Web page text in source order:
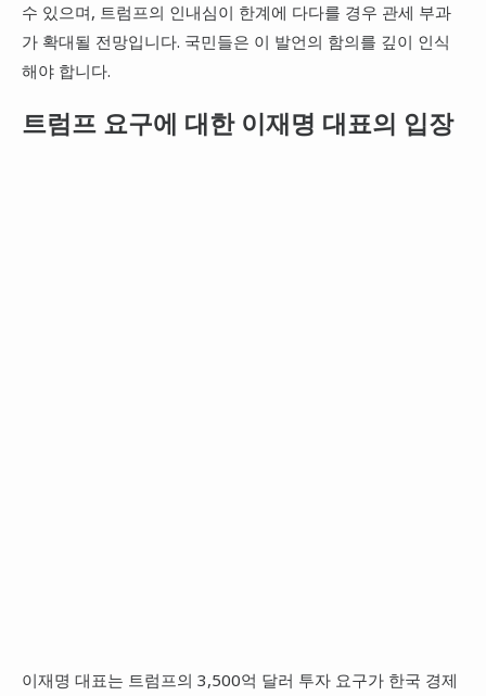
수 있으며, 트럼프의 인내심이 한계에 다다를 경우 관세 부과
가 확대될 전망입니다. 국민들은 이 발언의 함의를 깊이 인식
해야 합니다.
트럼프 요구에 대한 이재명 대표의 입장
이재명 대표는 트럼프의 3,500억 달러 투자 요구가 한국 경제